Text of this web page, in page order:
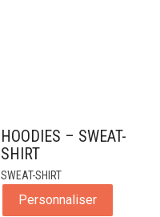
HOODIES – SWEAT-
SHIRT
SWEAT-SHIRT
Personnaliser